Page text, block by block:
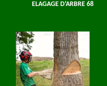
ELAGAGE D'ARBRE 68